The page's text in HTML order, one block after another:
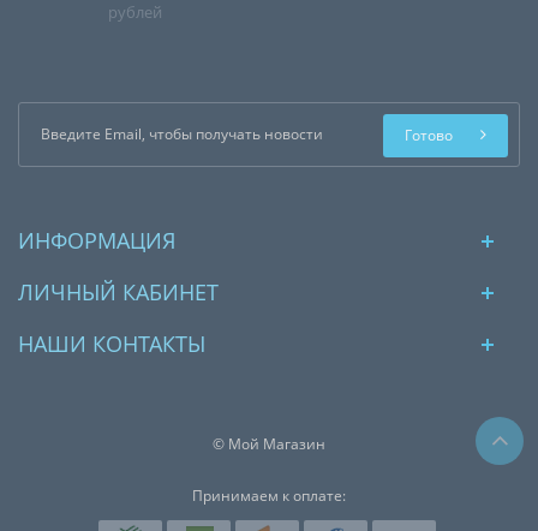
рублей
Готово
ИНФОРМАЦИЯ
ЛИЧНЫЙ КАБИНЕТ
НАШИ КОНТАКТЫ
© Мой Магазин
Принимаем к оплате: